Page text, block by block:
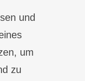
und
um
zu